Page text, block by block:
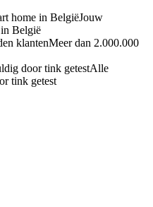
Jouw
België
Meer dan 2.000.000
Alle
tink getest